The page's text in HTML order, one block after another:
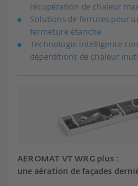
récupération de chaleur
Solutions de ferrures pour
fermeture étanche
Technologie intelligente
déperditions de chaleur
AEROMAT VT WRG plus :
une aération de façades